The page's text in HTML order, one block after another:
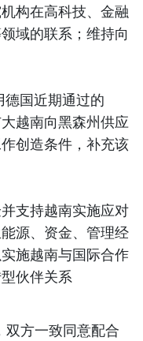
构在高科技、金融
域的联系；维持向
德国近期通过的
越南向黑森州供应
创造条件，补充该
支持越南实施应对
源、资金、管理经
施越南与国际合作
伙伴关系
双方一致同意配合